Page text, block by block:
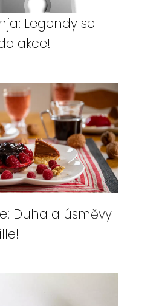
Legendy se
akce!
Duha a úsměvy